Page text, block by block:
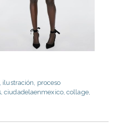
, ilustración, proceso
,ciudadelaenmexico,collage,